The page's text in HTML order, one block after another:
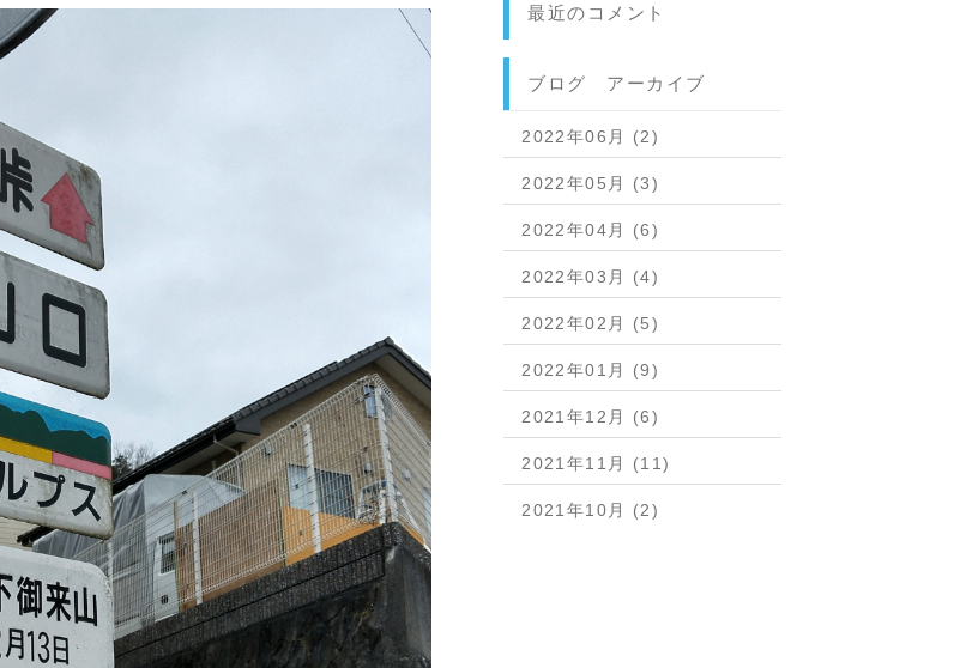
最近のコメント
ブログ アーカイブ
2022年06月 (2)
2022年05月 (3)
2022年04月 (6)
2022年03月 (4)
2022年02月 (5)
2022年01月 (9)
2021年12月 (6)
2021年11月 (11)
2021年10月 (2)